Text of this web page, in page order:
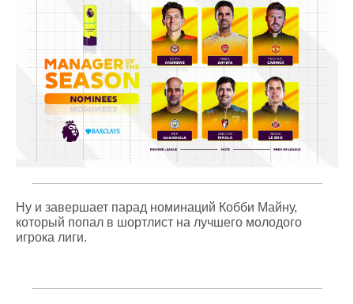
Ну и завершает парад номинаций Кобби Майну,
который попал в шортлист на лучшего молодого
игрока лиги.